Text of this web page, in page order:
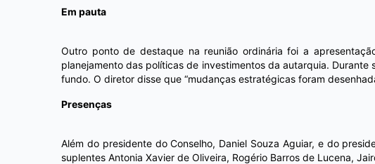
Em pauta
Outro ponto de destaque na reunião ordinária foi a
planejamento das políticas de investimentos da autarquia.
fundo. O diretor disse que “mudanças estratégicas foram
Presenças
Além do presidente do Conselho, Daniel Souza Aguiar, e do
suplentes Antonia Xavier de Oliveira, Rogério Barros de Lucena,